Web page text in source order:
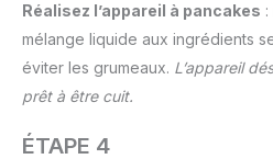
Réalisez l’appareil à pancakes
mélange liquide aux ingrédients
éviter les grumeaux. L’appareil
prêt à être cuit.
ÉTAPE 4